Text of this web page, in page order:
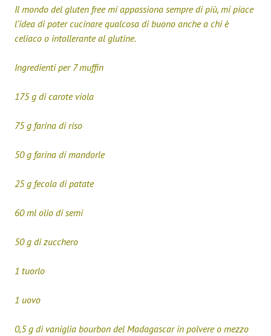
Il mondo del gluten free mi appassiona sempre di più, mi piace
l’idea di poter cucinare qualcosa di buono anche a chi è
celiaco o intollerante al glutine.
Ingredienti per 7 muffin
175 g di carote viola
75 g farina di riso
50 g farina di mandorle
25 g fecola di patate
60 ml olio di semi
50 g di zucchero
1 tuorlo
1 uovo
0,5 g di vaniglia bourbon del Madagascar in polvere o mezzo